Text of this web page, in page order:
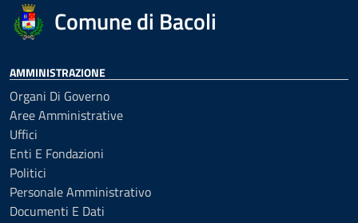
Comune di Bacoli
AMMINISTRAZIONE
Organi Di Governo
Aree Amministrative
Uffici
Enti E Fondazioni
Politici
Personale Amministrativo
Documenti E Dati